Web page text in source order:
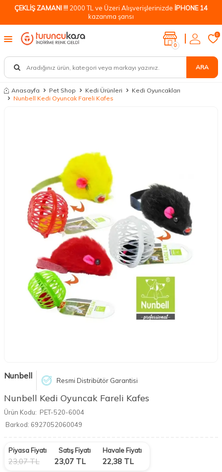
ÇEKLİŞ ZAMANI !!! 2000 TL ve Üzeri Alışverişlerinizde İPHONE 14
kazanma şansı
ARA
0
0
Anasayfa Pet Shop Kedi Ürünleri
Kedi Oyuncakları
Nunbell Kedi Oyuncak Fareli Kafes
Nunbell Resmi Distribütör Garantisi
Nunbell Kedi Oyuncak Fareli Kafes
Ürün Kodu: PET-520-6004
Barkod: 6927052060049
Piyasa Fiyatı
23,07TL
Satış Fiyatı
23,07 TL
Havale Fiyatı
22,38 TL